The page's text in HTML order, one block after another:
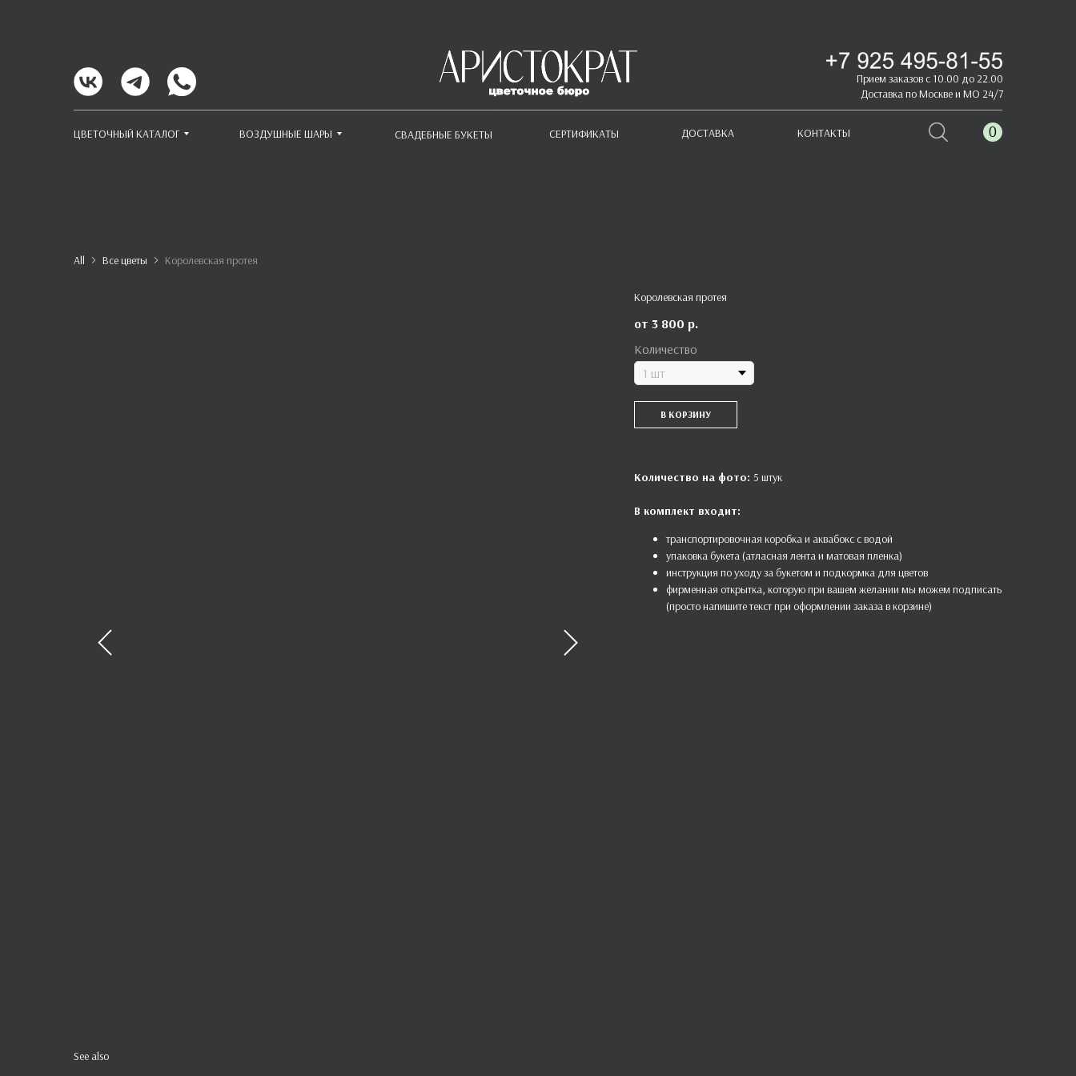
ЦВЕТОЧНЫЙ КАТАЛОГ СВАДЕБНЫЕ БУКЕТЫ
ВОЗДУШНЫЕ ШАРЫ ДОСТАВКА КОНТАКТЫ
СЕРТИФИКАТЫ 0
Доставка по Москве и МО 24/7
Прием заказов с 10.00 до 22.00
All Все цветы Королевская протея
Королевская протея
3 800 р.
Количество
В КОРЗИНУ
Количество на фото: 5 штук
В комплект входит:
транспортировочная коробка и аквабокс с водой
упаковка букета (атласная лента и матовая пленка)
инструкция по уходу за букетом и подкормка для цветов
фирменная открытка, которую при вашем желании мы можем подписать
(просто напишите текст при оформлении заказа в корзине)
See also